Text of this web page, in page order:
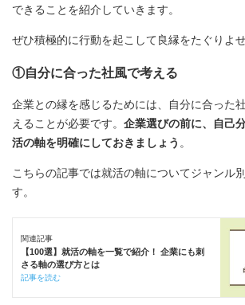
できることを紹介していきます。
ぜひ積極的に行動を起こして良縁をたぐりよ
①自分に合った社風で考える
企業との縁を感じるためには、自分に合った
えることが必要です。 企業選びの前に、自己
活の軸を明確にしておきましょう 。
こちらの記事では就活の軸についてジャンル
す。
関連記事
【100選】就活の軸を一覧で紹介！ 企業にも刺
さる軸の選び方とは
記事を読む